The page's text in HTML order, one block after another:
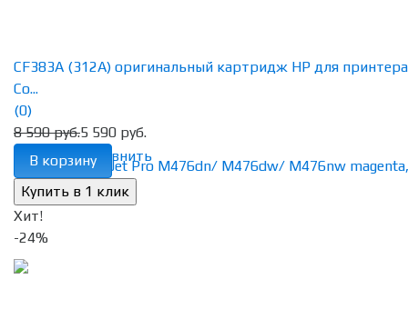
избранное сравнить
CF383A (312A) оригинальный картридж HP для
Co...
(0)
8 590 руб.5 590 руб.
В корзину
Хит!
-24%